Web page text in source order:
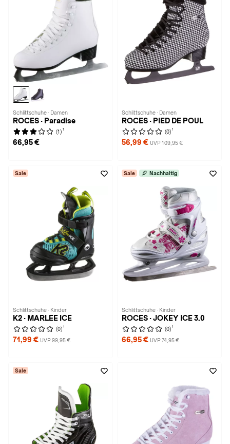
Schlittschuhe · Damen
ROCES · Paradise
(1) 1
66,95 €
Schlittschuhe · Damen
ROCES · PIED DE POUL
(0) 1
56,99 € UVP 109,95 €
Sale
Schlittschuhe · Kinder
K2 · MARLEE ICE
(0) 1
71,99 € UVP 99,95 €
Sale Nachhaltig
Schlittschuhe · Kinder
ROCES · JOKEY ICE 3.0
(0) 1
66,95 € UVP 74,95 €
Sale